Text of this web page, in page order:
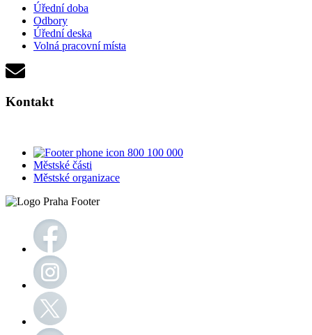
Úřední doba
Odbory
Úřední deska
Volná pracovní místa
Kontakt
800 100 000
Městské části
Městské organizace